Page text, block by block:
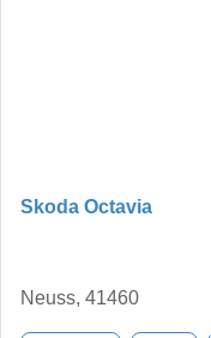
Skoda Octavia
Neuss, 41460